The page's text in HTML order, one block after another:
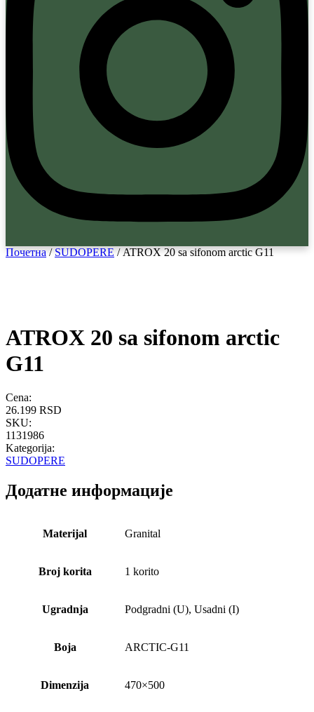
Почетна/SUDOPERE/ ATROX 20 sa sifonom arctic G11
ATROX 20 sa sifonom arctic
G11
Cena:
26.199 RSD
SKU:
1131986
Kategorija:
SUDOPERE
Додатне информације
Materijal Granital
Broj korita 1 korito
Ugradnja Podgradni (U), Usadni (I)
Boja ARCTIC-G11
Dimenzija 470×500